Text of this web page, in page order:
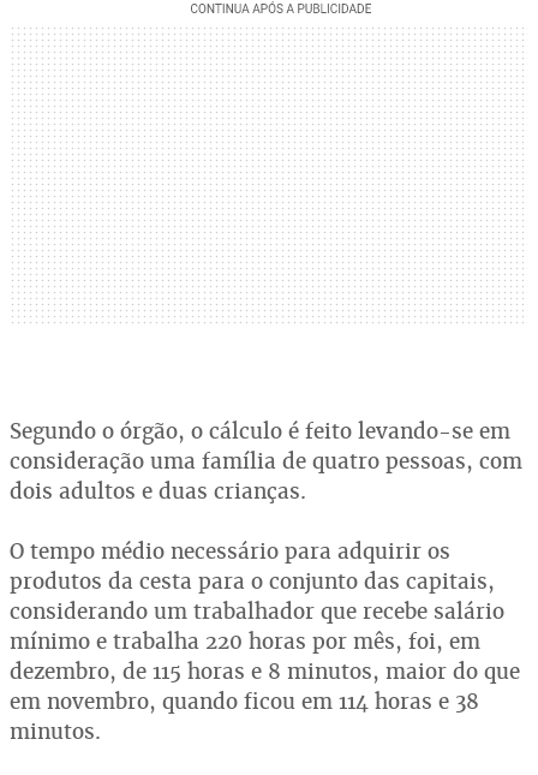
Segundo o órgão, o cálculo é feito levando-se em
consideração uma família de quatro pessoas, com
dois adultos e duas crianças.
O tempo médio necessário para adquirir os
produtos da cesta para o conjunto das capitais,
considerando um trabalhador que recebe salário
mínimo e trabalha 220 horas por mês, foi, em
dezembro, de 115 horas e 8 minutos, maior do que
em novembro, quando ficou em 114 horas e 38
minutos.